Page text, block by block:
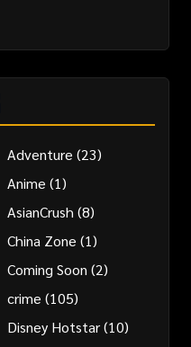
Adventure (23)
Anime (1)
AsianCrush (8)
China Zone (1)
Coming Soon (2)
crime (105)
Disney Hotstar(10)